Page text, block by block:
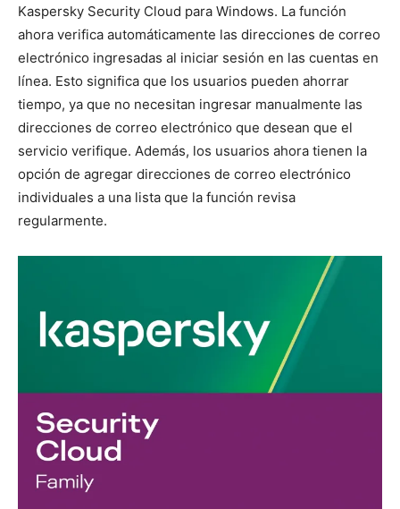
Kaspersky Security Cloud para Windows. La función
ahora verifica automáticamente las direcciones de correo
electrónico ingresadas al iniciar sesión en las cuentas en
línea. Esto significa que los usuarios pueden ahorrar
tiempo, ya que no necesitan ingresar manualmente las
direcciones de correo electrónico que desean que el
servicio verifique. Además, los usuarios ahora tienen la
opción de agregar direcciones de correo electrónico
individuales a una lista que la función revisa
regularmente.